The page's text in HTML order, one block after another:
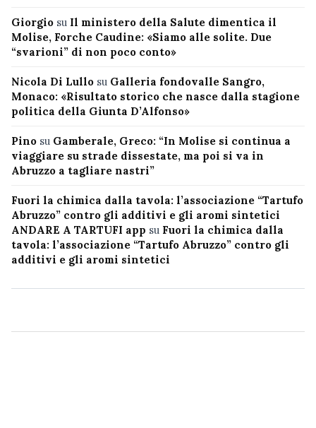
Giorgio su Il ministero della Salute dimentica il
Molise, Forche Caudine: «Siamo alle solite. Due
“svarioni” di non poco conto»
Nicola Di Lullo su Galleria fondovalle Sangro,
Monaco: «Risultato storico che nasce dalla stagione
politica della Giunta D’Alfonso»
Pino su Gamberale, Greco: “In Molise si continua a
viaggiare su strade dissestate, ma poi si va in
Abruzzo a tagliare nastri”
Fuori la chimica dalla tavola: l’associazione “Tartufo
Abruzzo” contro gli additivi e gli aromi sintetici
ANDARE A TARTUFI app su Fuori la chimica dalla
tavola: l’associazione “Tartufo Abruzzo” contro gli
additivi e gli aromi sintetici